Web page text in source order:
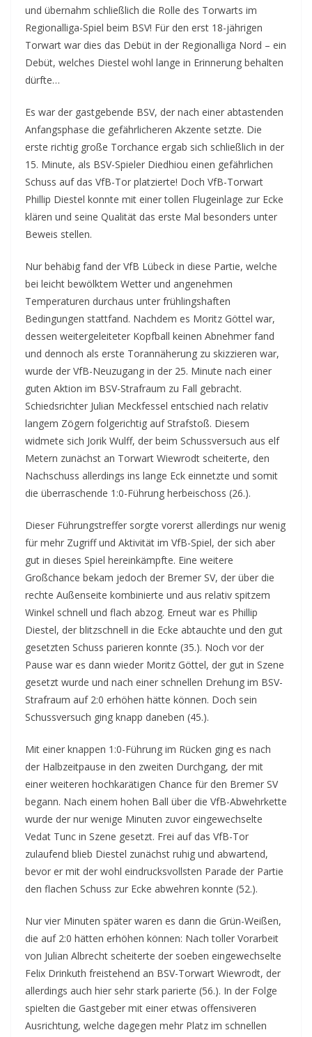
und übernahm schließlich die Rolle des Torwarts im
Regionalliga-Spiel beim BSV! Für den erst 18-jährigen
Torwart war dies das Debüt in der Regionalliga Nord – ein
Debüt, welches Diestel wohl lange in Erinnerung behalten
dürfte…
Es war der gastgebende BSV, der nach einer abtastenden
Anfangsphase die gefährlicheren Akzente setzte. Die
erste richtig große Torchance ergab sich schließlich in der
15. Minute, als BSV-Spieler Diedhiou einen gefährlichen
Schuss auf das VfB-Tor platzierte! Doch VfB-Torwart
Phillip Diestel konnte mit einer tollen Flugeinlage zur Ecke
klären und seine Qualität das erste Mal besonders unter
Beweis stellen.
Nur behäbig fand der VfB Lübeck in diese Partie, welche
bei leicht bewölktem Wetter und angenehmen
Temperaturen durchaus unter frühlingshaften
Bedingungen stattfand. Nachdem es Moritz Göttel war,
dessen weitergeleiteter Kopfball keinen Abnehmer fand
und dennoch als erste Torannäherung zu skizzieren war,
wurde der VfB-Neuzugang in der 25. Minute nach einer
guten Aktion im BSV-Strafraum zu Fall gebracht.
Schiedsrichter Julian Meckfessel entschied nach relativ
langem Zögern folgerichtig auf Strafstoß. Diesem
widmete sich Jorik Wulff, der beim Schussversuch aus elf
Metern zunächst an Torwart Wiewrodt scheiterte, den
Nachschuss allerdings ins lange Eck einnetzte und somit
die überraschende 1:0-Führung herbeischoss (26.).
Dieser Führungstreffer sorgte vorerst allerdings nur wenig
für mehr Zugriff und Aktivität im VfB-Spiel, der sich aber
gut in dieses Spiel hereinkämpfte. Eine weitere
Großchance bekam jedoch der Bremer SV, der über die
rechte Außenseite kombinierte und aus relativ spitzem
Winkel schnell und flach abzog. Erneut war es Phillip
Diestel, der blitzschnell in die Ecke abtauchte und den gut
gesetzten Schuss parieren konnte (35.). Noch vor der
Pause war es dann wieder Moritz Göttel, der gut in Szene
gesetzt wurde und nach einer schnellen Drehung im BSV-
Strafraum auf 2:0 erhöhen hätte können. Doch sein
Schussversuch ging knapp daneben (45.).
Mit einer knappen 1:0-Führung im Rücken ging es nach
der Halbzeitpause in den zweiten Durchgang, der mit
einer weiteren hochkarätigen Chance für den Bremer SV
begann. Nach einem hohen Ball über die VfB-Abwehrkette
wurde der nur wenige Minuten zuvor eingewechselte
Vedat Tunc in Szene gesetzt. Frei auf das VfB-Tor
zulaufend blieb Diestel zunächst ruhig und abwartend,
bevor er mit der wohl eindrucksvollsten Parade der Partie
den flachen Schuss zur Ecke abwehren konnte (52.).
Nur vier Minuten später waren es dann die Grün-Weißen,
die auf 2:0 hätten erhöhen können: Nach toller Vorarbeit
von Julian Albrecht scheiterte der soeben eingewechselte
Felix Drinkuth freistehend an BSV-Torwart Wiewrodt, der
allerdings auch hier sehr stark parierte (56.). In der Folge
spielten die Gastgeber mit einer etwas offensiveren
Ausrichtung, welche dagegen mehr Platz im schnellen